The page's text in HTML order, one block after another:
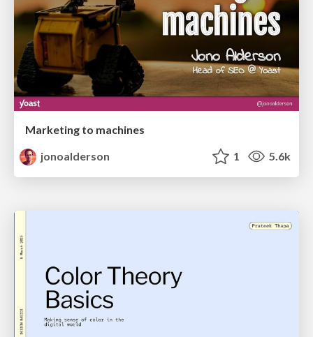
Marketing to machines
jonoalderson
1 5.6k